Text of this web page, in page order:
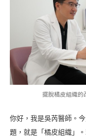
擺脫橘皮組織的
你好，我是吳芮醫師。
題，就是「橘皮組織」